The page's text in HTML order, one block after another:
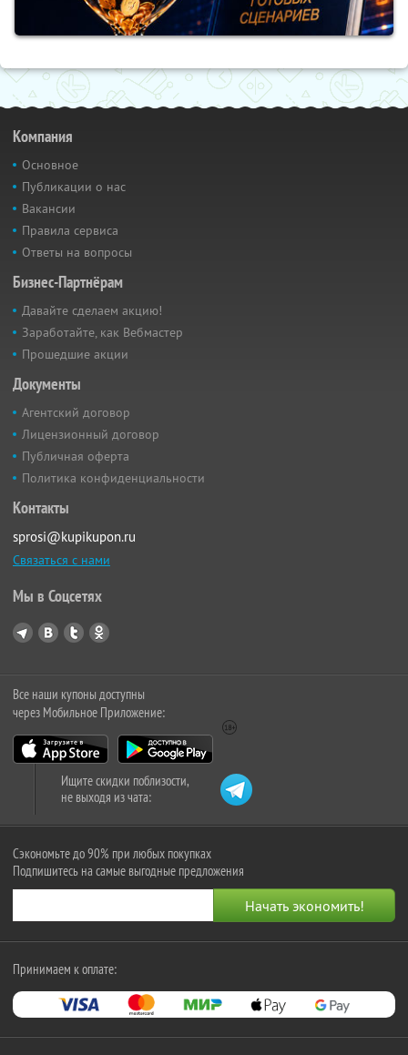
Компания
Основное
Публикации о нас
Вакансии
Правила сервиса
Ответы на вопросы
Бизнес-Партнёрам
Давайте сделаем акцию!
Заработайте, как Вебмастер
Прошедшие акции
Документы
Агентский договор
Лицензионный договор
Публичная оферта
Политика конфиденциальности
Контакты
sprosi@kupikupon.ru
Связаться с нами
Мы в Соцсетях
Все наши купоны доступны
через Мобильное Приложение:
Ищите скидки поблизости,
не выходя из чата:
Сэкономьте до 90% при любых покупках
Подпишитесь на самые выгодные предложения
Принимаем к оплате: